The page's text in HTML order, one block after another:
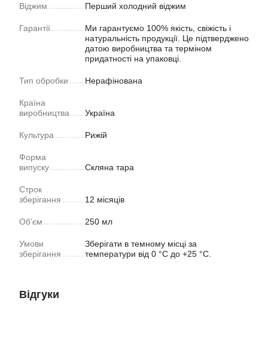
Віджим Перший холодний віджим
Гарантії
Ми гарантуємо 100% якість, свіжість і
натуральність продукції. Це підтверджено
датою виробництва та терміном
придатності на упаковці.
Тип обробки Нерафінована
Країна
виробництва
Україна
Культура Рижій
Форма
випуску
Скляна тара
Строк
зберігання
12 місяців
Обʼєм 250 мл
Умови
зберігання
Зберігати в темному місці за
температури від 0 °C до +25 °C.
Відгуки